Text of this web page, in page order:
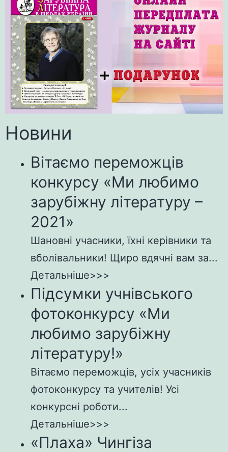
Новини
Вітаємо переможців
конкурсу «Ми любимо
зарубіжну літературу –
2021»
Шановні учасники, їхні керівники та
вболівальники! Щиро вдячні вам за...
Детальніше>>>
Підсумки учнівського
фотоконкурсу «Ми
любимо зарубіжну
літературу!»
Вітаємо переможців, усіх учасників
фотоконкурсу та учителів! Усі
конкурсні роботи...
Детальніше>>>
«Плаха» Чингіза